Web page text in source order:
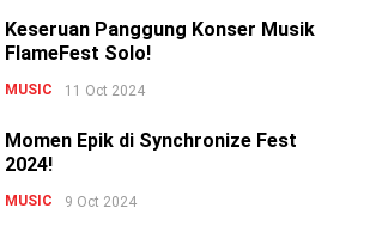
Keseruan Panggung Konser Musik
FlameFest Solo!
MUSIC 11 Oct 2024
Momen Epik di Synchronize Fest
2024!
MUSIC 9 Oct 2024